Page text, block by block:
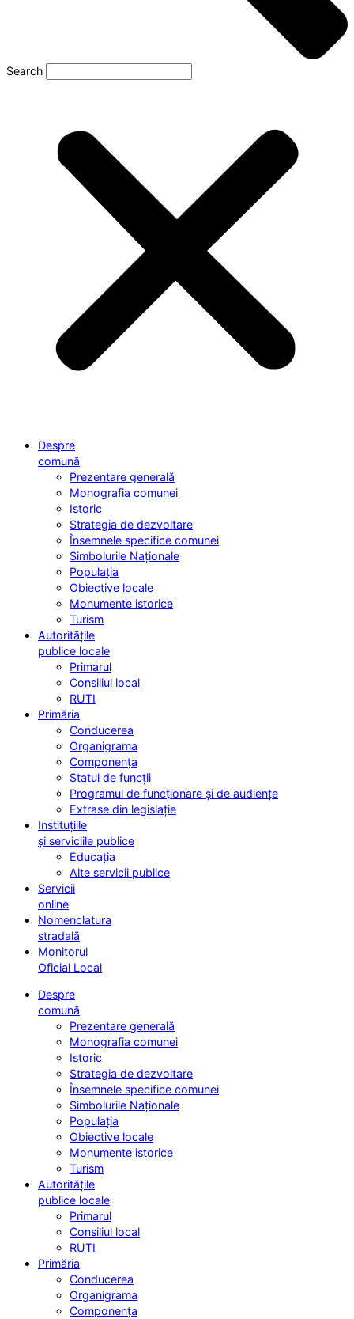
Search
Despre
comună
Prezentare generală
Monografia comunei
Istoric
Strategia de dezvoltare
Însemnele specifice comunei
Simbolurile Naționale
Populația
Obiective locale
Monumente istorice
Turism
Autoritățile
publice locale
Primarul
Consiliul local
RUTI
Primăria
Conducerea
Organigrama
Componența
Statul de funcții
Programul de funcționare și de audiențe
Extrase din legislație
Instituțiile
și serviciile publice
Educația
Alte servicii publice
Servicii
online
Nomenclatura
stradală
Monitorul
Oficial Local
Despre
comună
Prezentare generală
Monografia comunei
Istoric
Strategia de dezvoltare
Însemnele specifice comunei
Simbolurile Naționale
Populația
Obiective locale
Monumente istorice
Turism
Autoritățile
publice locale
Primarul
Consiliul local
RUTI
Primăria
Conducerea
Organigrama
Componența